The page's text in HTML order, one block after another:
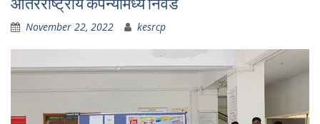
November 22, 2022 kesrcp